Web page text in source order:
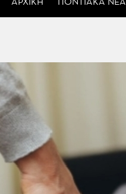
ΑΡΧΙΚΗ ΠΟΝΤΙΑΚΑ ΝΕΑ